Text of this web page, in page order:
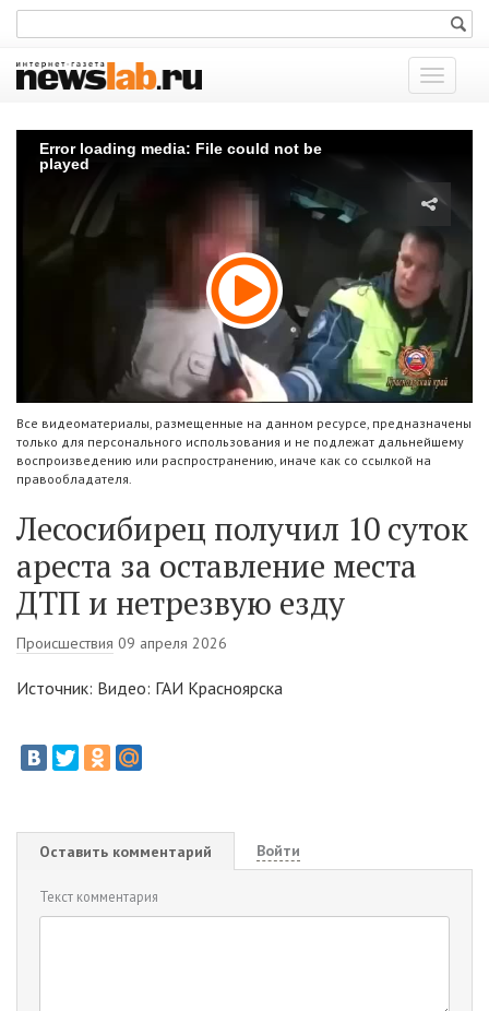
Показать
меню
Error loading media: File could not be
played
Все видеоматериалы, размещенные на данном ресурсе, предназначены
только для персонального использования и не подлежат дальнейшему
воспроизведению или распространению, иначе как со ссылкой на
правообладателя.
Лесосибирец получил 10 суток
ареста за оставление места
ДТП и нетрезвую езду
Происшествия 09 апреля 2026
Источник: Видео: ГАИ Красноярска
Оставить комментарий Войти
Текст комментария